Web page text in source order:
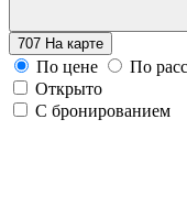
707 На карте
По цене
По
Открыто
С бронированием